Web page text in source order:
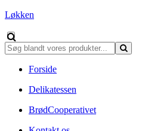
Løkken
Forside
Delikatessen
BrødCooperativet